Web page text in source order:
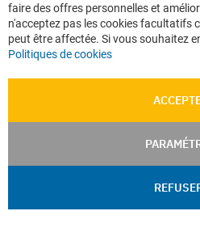
faire des offres personnelles et
n'acceptez pas les cookies facultatifs
peut être affectée. Si vous souhaitez
Politiques de cookies